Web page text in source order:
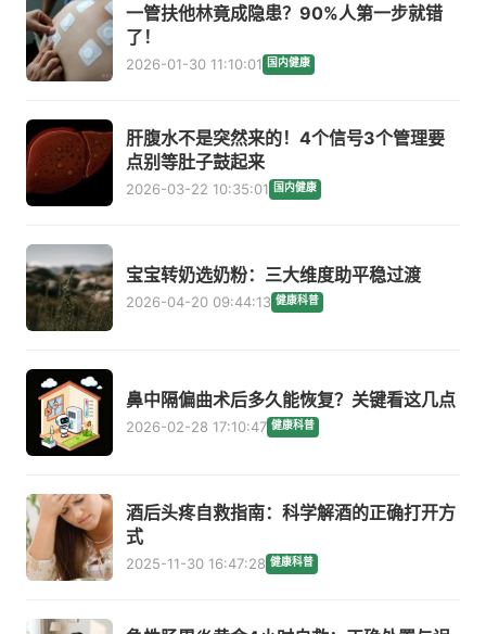
一管扶他林竟成隐患？90%人第一步就错
了！
2026-01-30 11:10:01 国内健康
肝腹水不是突然来的！4个信号3个管理要
点别等肚子鼓起来
2026-03-22 10:35:01 国内健康
宝宝转奶选奶粉：三大维度助平稳过渡
2026-04-20 09:44:13 健康科普
鼻中隔偏曲术后多久能恢复？关键看这几点
2026-02-28 17:10:47 健康科普
酒后头疼自救指南：科学解酒的正确打开方
式
2025-11-30 16:47:28 健康科普